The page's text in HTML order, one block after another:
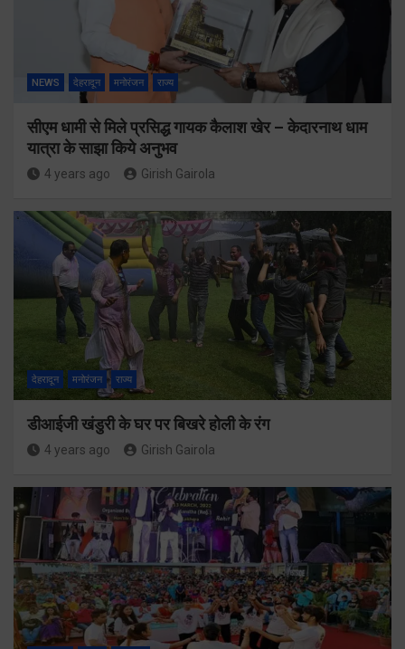
NEWS देहरादून मनोरंजन राज्य
सीएम धामी से मिले प्रसिद्ध गायक कैलाश खेर – केदारनाथ धाम
यात्रा के साझा किये अनुभव
4 years ago Girish Gairola
देहरादून मनोरंजन राज्य
डीआईजी खंडुरी के घर पर बिखरे होली के रंग
4 years ago Girish Gairola